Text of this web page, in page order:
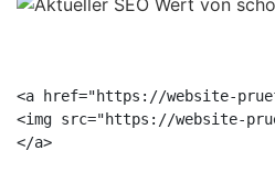
<a href="https://website-
<img src="https://website-